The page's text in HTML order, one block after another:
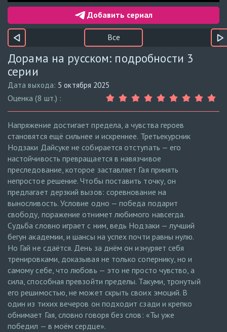
Добавить сериал
Все
Дорама на русском: подробности 3
серии
Дата выхода: 5 октября 2025
Оценка (8 шт.) :
Напряжение достигает предела, а чувства героев
становятся ещё сильнее и искреннее. Третьекурсник
Нодзаки Дайсуке не собирается отступать — его
настойчивость превращается в навязчивое
преследование, которое заставляет Гая принять
непростое решение. Чтобы поставить точку, он
предлагает дерзкий вызов: соревнование на
выносливость. Условие одно — победа подарит
свободу, поражение отнимет любимого навсегда.
Судьба словно играет с ним, ведь Нодзаки — лучший
бегун академии, и шансы на успех почти равны нулю.
Но Гай не сдаётся. День за днём он изнуряет себя
тренировками, доказывая не только сопернику, но и
самому себе, что любовь — это не просто чувство, а
сила, способная превзойти пределы. Такуми, тронутый
его решимостью, не может скрыть своих эмоций. В
один из тихих вечеров он подходит сзади и крепко
обнимает Гая, словно говоря без слов: «Ты уже
победил — в моём сердце».